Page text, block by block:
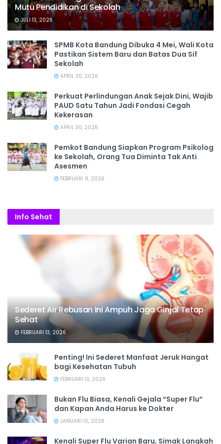
Mutu Pendidikan di Sekolah
JULI 13, 2026
SPMB Kota Bandung Dibuka 4 Mei, Wali Kota
Pastikan Sistem Baru dan Batas Dua Sif
Sekolah
APRIL 30, 2026
Perkuat Perlindungan Anak Sejak Dini, Wajib
PAUD Satu Tahun Jadi Fondasi Cegah
Kekerasan
APRIL 30, 2026
Pemkot Bandung Siapkan Program Psikolog
ke Sekolah, Orang Tua Diminta Tak Anti
Asesmen
FEBRUARI 8, 2026
Info Sehat
Sederet Air Rebusan Ini Ampuh Jaga Ginjal Tetap
Sehat
FEBRUARI 13, 2026
Penting! Ini Sederet Manfaat Jeruk Hangat
bagi Kesehatan Tubuh
FEBRUARI 13, 2026
Bukan Flu Biasa, Kenali Gejala “Super Flu”
dan Kapan Anda Harus ke Dokter
JANUARI 10, 2026
Kenali Super Flu Varian Baru, Simak Langkah